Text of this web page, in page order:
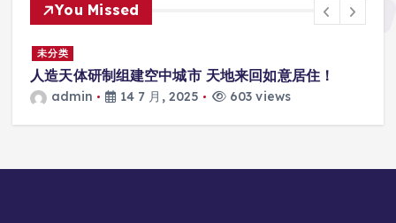
You Missed
未分类
人造天体研制组建空中城市 天地来回如意居住！
admin 14 7 月, 2025 603 views